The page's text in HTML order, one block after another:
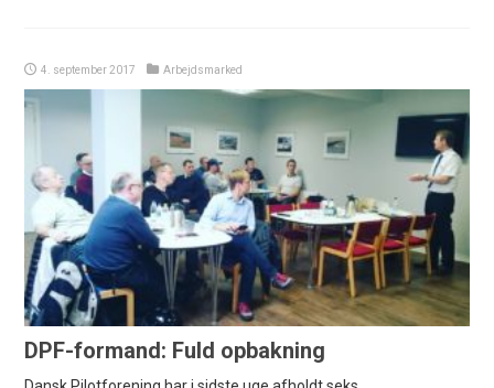
4. september 2017 Arbejdsmarked
DPF-formand: Fuld opbakning